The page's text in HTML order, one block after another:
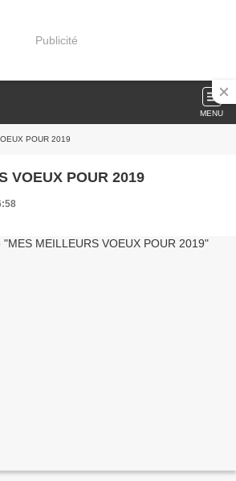
Publicité
MENU
POUR 2019
VOEUX POUR 2019